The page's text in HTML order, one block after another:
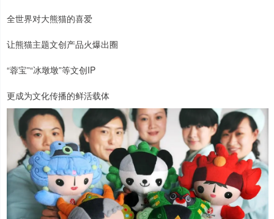
全世界对大熊猫的喜爱
让熊猫主题文创产品火爆出圈
“蓉宝”“冰墩墩”等文创IP
更成为文化传播的鲜活载体